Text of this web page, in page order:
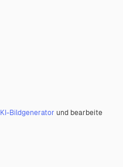
KI-Bildgenerator und bearbeite